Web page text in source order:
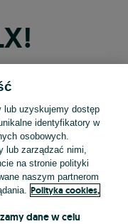
Apple
Google
lub uzyskujemy dostęp
identyfikatory w
osobowych.
lub zarządzać nimi,
na stronie polityki
naszym partnerom
Polityka cookies,
dane w celu